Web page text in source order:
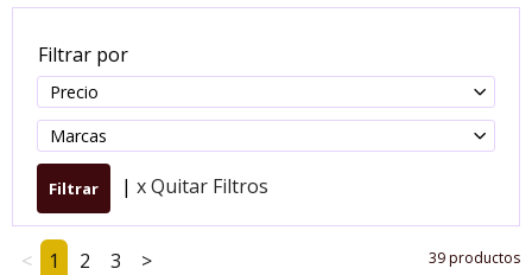
Filtrar por
Precio
Marcas
| x Quitar Filtros
< 1 2 3 > 39 productos